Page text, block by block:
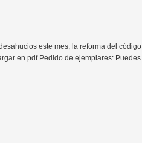
este mes, la reforma del código
en pdf Pedido de ejemplares: Puedes